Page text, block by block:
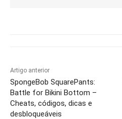
Artigo anterior
SpongeBob SquarePants:
Battle for Bikini Bottom –
Cheats, códigos, dicas e
desbloqueáveis